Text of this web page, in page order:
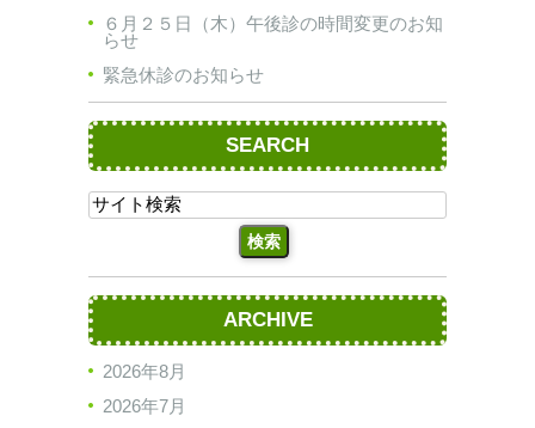
６月２５日（木）午後診の時間変更のお知
らせ
緊急休診のお知らせ
SEARCH
ARCHIVE
2026年8月
2026年7月